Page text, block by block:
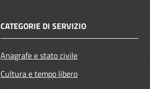
CATEGORIE DI SERVIZIO
Anagrafe e stato civile
Cultura e tempo libero